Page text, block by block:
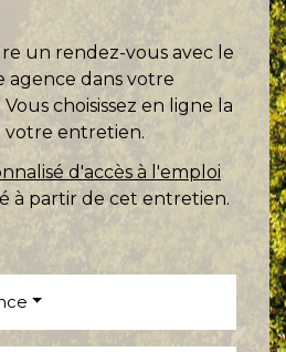
un rendez-vous avec le
agence dans votre
choisissez en ligne la
entretien.
d'accès à l'emploi
à partir de cet entretien.